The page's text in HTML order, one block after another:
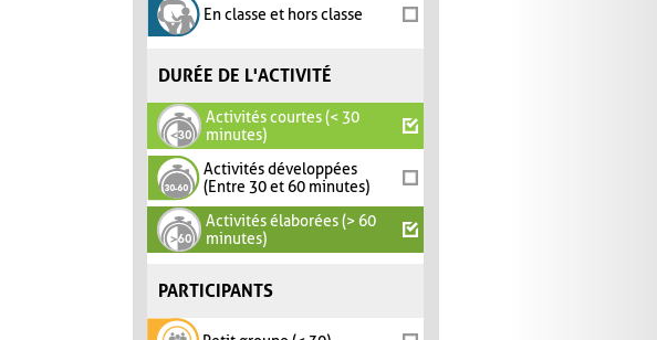
En classe et hors classe
DURÉE DE L'ACTIVITÉ
Activités courtes (< 30
minutes)
Activités développées
(Entre 30 et 60 minutes)
Activités élaborées (> 60
minutes)
PARTICIPANTS